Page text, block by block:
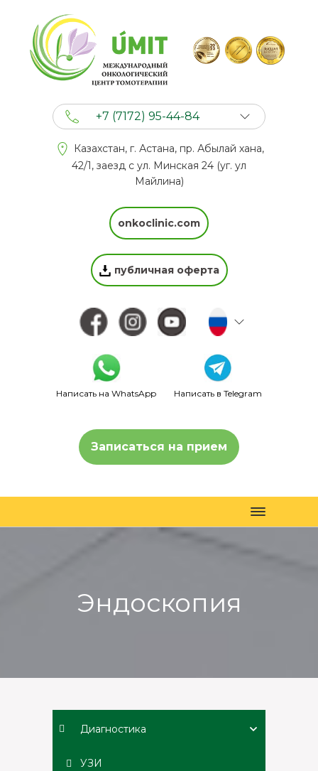
+7 (7172) 95-44-84
+7 (777) 201 44 44
Казахстан, г. Астана, пр. Абылай хана,
42/1, заезд с ул. Минская 24 (уг. ул
Майлина)
onkoclinic.com
публичная оферта
Написать на WhatsApp Написать в Telegram
Записаться на прием
Toggle
navigation
Эндоскопия
Диагностика
УЗИ